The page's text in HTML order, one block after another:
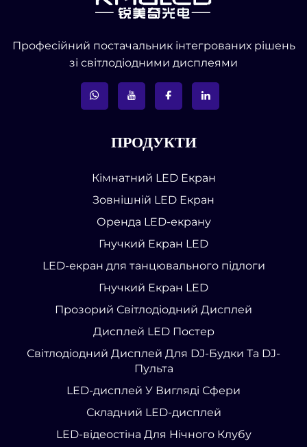
Професійний постачальник інтегрованих рішень
зі світлодіодними дисплеями
ПРОДУКТИ
Кімнатний LED Екран
Зовнішній LED Екран
Оренда LED-екрану
Гнучкий Екран LED
LED-екран для танцювального підлоги
Гнучкий Екран LED
Прозорий Світлодіодний Дисплей
Дисплей LED Постер
Світлодіодний Дисплей Для DJ-Будки Та DJ-
Пульта
LED-дисплей У Вигляді Сфери
Складний LED-дисплей
LED-відеостіна Для Нічного Клубу